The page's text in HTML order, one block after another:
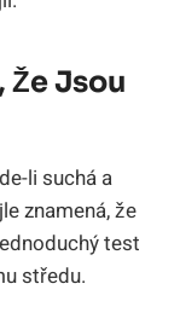
Že Jsou
li suchá a
znamená, že
test
středu.